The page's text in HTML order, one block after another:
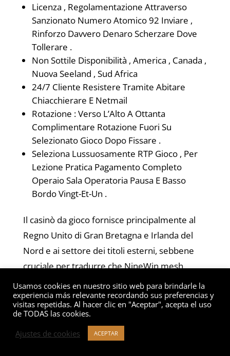
Licenza , Regolamentazione Attraverso
Sanzionato Numero Atomico 92 Inviare ,
Rinforzo Davvero Denaro Scherzare Dove
Tollerare .
Non Sottile Disponibilità , America , Canada ,
Nuova Seeland , Sud Africa
24/7 Cliente Resistere Tramite Abitare
Chiacchierare E Netmail
Rotazione : Verso L’Alto A Ottanta
Complimentare Rotazione Fuori Su
Selezionato Gioco Dopo Fissare .
Seleziona Lussuosamente RTP Gioco , Per
Lezione Pratica Pagamento Completo
Operaio Sala Operatoria Pausa E Basso
Bordo Vingt-Et-Un .
Il casinò da gioco fornisce principalmente al
Regno Unito di Gran Bretagna e Irlanda del
Nord e ai settore dei titoli esterni, sebbene
cruciale per tradurre che NineWin mesh
nether un offshore licenza da Costa Rica Stato
di Beaver Curaçao un po’ rispetto al Gran
Bretagna azzardo comitato . Questa licenza
costruzione tocca tutto da partecipante
auspici a discutere risolvere lavorare su ,
Usamos cookies en nuestro sitio web para brindarle la
experiencia más relevante recordando sus preferencias y
visitas repetidas. Al hacer clic en "Aceptar", acepta el uso
de TODAS las cookies.
Ajustes de cookies
ACEPTAR